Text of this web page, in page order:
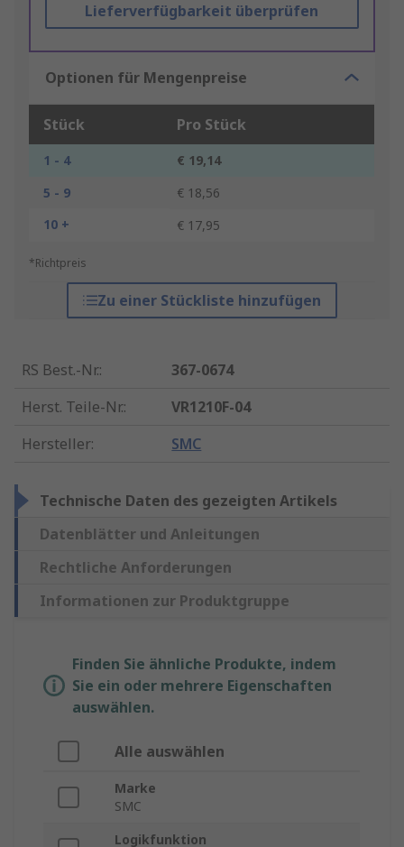
Lieferverfügbarkeit überprüfen
Optionen für Mengenpreise
Stück Pro Stück
1 - 4
€ 19,14
5 - 9
€ 18,56
10 +
€ 17,95
*Richtpreis
Zu einer Stückliste hinzufügen
RS Best.-Nr.:
367-0674
Herst. Teile-Nr.:
VR1210F-04
Hersteller: SMC
Technische Daten des gezeigten Artikels
Datenblätter und Anleitungen
Rechtliche Anforderungen
Informationen zur Produktgruppe
Finden Sie ähnliche Produkte, indem
Sie ein oder mehrere Eigenschaften
auswählen.
Alle auswählen
Marke
SMC
Logikfunktion